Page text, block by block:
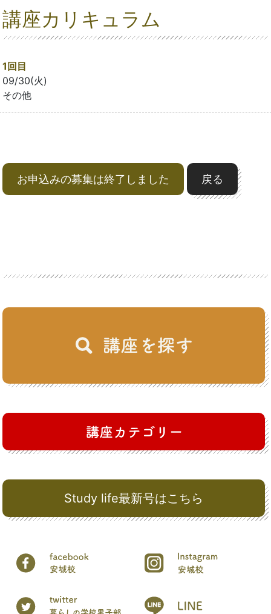
Study life最新号はこちら
講座カリキュラム
1回目
09/30(火)
その他
お申込みの募集は終了しました 戻る